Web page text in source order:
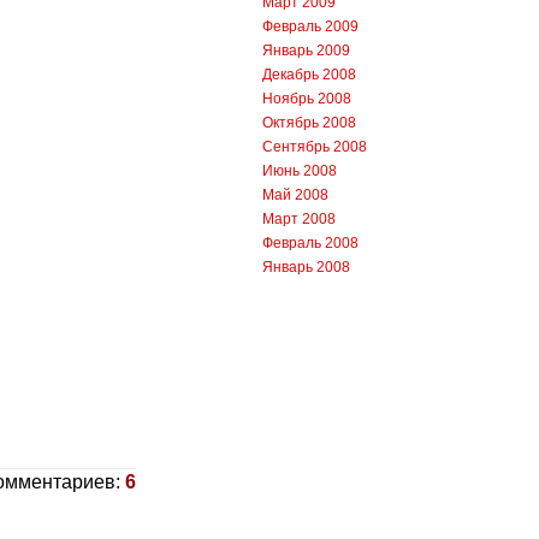
6
Февраль 2009
Январь 2009
Декабрь 2008
Ноябрь 2008
Октябрь 2008
Сентябрь 2008
Июнь 2008
Май 2008
Март 2008
Февраль 2008
Январь 2008